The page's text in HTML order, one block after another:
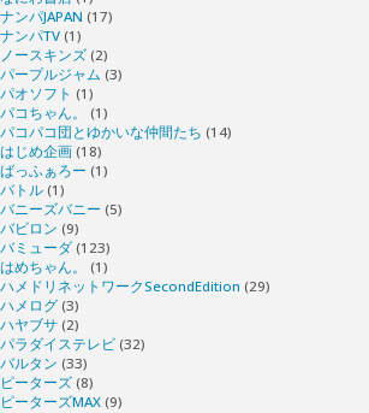
ナンパJAPAN (17)
ナンパTV (1)
ノースキンズ (2)
パープルジャム (3)
パオソフト (1)
パコちゃん。
(1)
パコパコ団とゆかいな仲間たち (14)
はじめ企画 (18)
ばっふぁろー (1)
バトル (1)
バニーズバニー (5)
バビロン (9)
バミューダ (123)
はめちゃん。
(1)
ハメドリネットワークSecondEdition (29)
ハメログ (3)
ハヤブサ (2)
パラダイステレビ (32)
バルタン (33)
ピーターズ (8)
ピーターズMAX (9)